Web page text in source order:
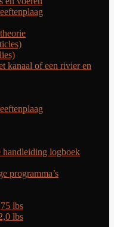
kanaal of een rivier en
logboek
programma’s
lbs
lbs